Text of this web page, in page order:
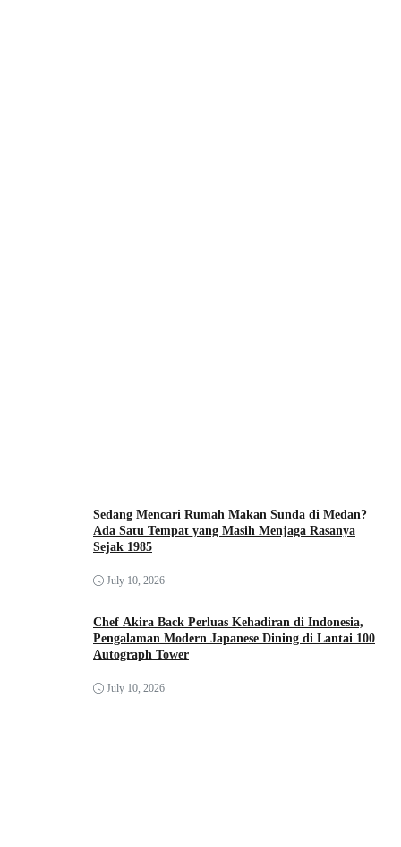
Sedang Mencari Rumah Makan Sunda di Medan?
Ada Satu Tempat yang Masih Menjaga Rasanya
Sejak 1985
July 10, 2026
Chef Akira Back Perluas Kehadiran di Indonesia,
Pengalaman Modern Japanese Dining di Lantai 100
Autograph Tower
July 10, 2026